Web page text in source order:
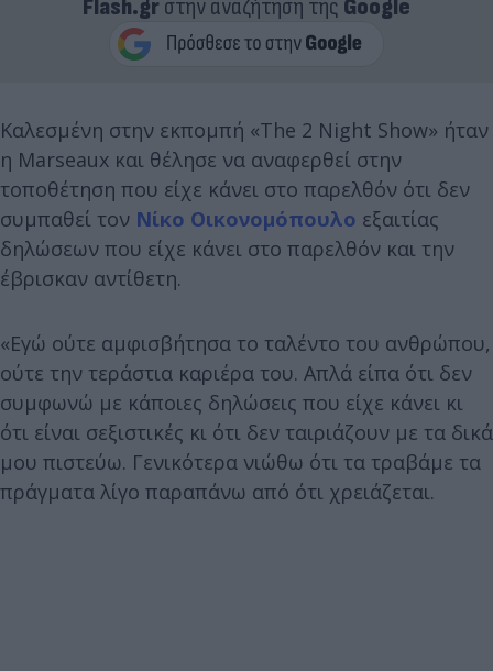
Flash.grστην αναζήτηση της Google
Καλεσμένη στην εκπομπή «The 2 Night Show» ήταν
η Marseaux και θέλησε να αναφερθεί στην
τοποθέτηση που είχε κάνει στο παρελθόν ότι δεν
συμπαθεί τον Νίκο Οικονομόπουλο εξαιτίας
δηλώσεων που είχε κάνει στο παρελθόν και την
έβρισκαν αντίθετη.
«Εγώ ούτε αμφισβήτησα το ταλέντο του ανθρώπου,
ούτε την τεράστια καριέρα του. Απλά είπα ότι δεν
συμφωνώ με κάποιες δηλώσεις που είχε κάνει κι
ότι είναι σεξιστικές κι ότι δεν ταιριάζουν με τα δικά
μου πιστεύω. Γενικότερα νιώθω ότι τα τραβάμε τα
πράγματα λίγο παραπάνω από ότι χρειάζεται.